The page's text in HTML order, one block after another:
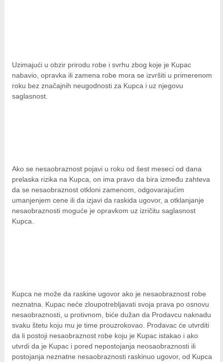
Uzimajući u obzir prirodu robe i svrhu zbog koje je Kupac
nabavio, opravka ili zamena robe mora se izvršiti u primerenom
roku bez značajnih neugodnosti za Kupca i uz njegovu
saglasnost.
Ako se nesaobraznost pojavi u roku od šest meseci od dana
prelaska rizika na Kupca, on ima pravo da bira između zahteva
da se nesaobraznost otkloni zamenom, odgovarajućim
umanjenjem cene ili da izjavi da raskida ugovor, a otklanjanje
nesaobraznosti moguće je opravkom uz izričitu saglasnost
Kupca.
Kupca ne može da raskine ugovor ako je nesaobraznost robe
neznatna. Kupac neće zloupotrebljavati svoja prava po osnovu
nesaobraznosti, u protivnom, biće dužan da Prodavcu naknadu
svaku štetu koju mu je time prouzrokovao. Prodavac će utvrditi
da li postoji nesaobraznost robe koju je Kupac istakao i ako
utvrdi da je Kupac i pored nepostojanja neosaobraznosti ili
postojanja neznatne nesaobraznosti raskinuo ugovor, od Kupca